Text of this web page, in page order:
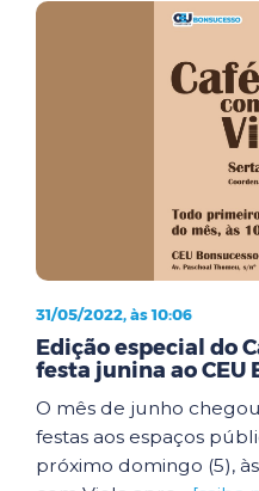
31/05/2022, às 10:06
Edição especial do
festa junina ao CEU
O mês de junho
festas aos espaços
próximo domingo (5),